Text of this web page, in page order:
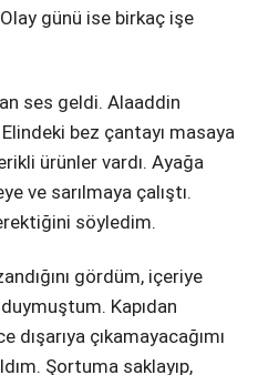
günü ise birkaç işe
ses geldi. Alaaddin
bez çantayı masaya
ürünler vardı. Ayağa
ve sarılmaya çalıştı.
söyledim.
gördüm, içeriye
Kapıdan
dışarıya çıkamayacağımı
Şortuma saklayıp,